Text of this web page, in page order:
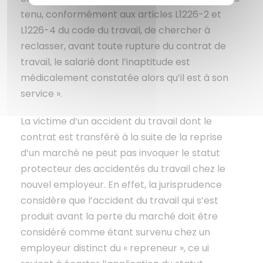
tenu, conformément aux articles L1226-2 et
L1226-4 du code du travail, de chercher à
reclasser, avant toute rupture du contrat de
travail, le salarié dont l’inaptitude est
médicalement constatée alors qu’il est à son
service ».
La victime d’un accident du travail dont le
contrat est transféré à la suite de la reprise
d’un marché ne peut pas invoquer le statut
protecteur des accidentés du travail chez le
nouvel employeur. En effet, la jurisprudence
considère que l’accident du travail qui s’est
produit avant la perte du marché doit être
considéré comme étant survenu chez un
employeur distinct du « repreneur », ce ui